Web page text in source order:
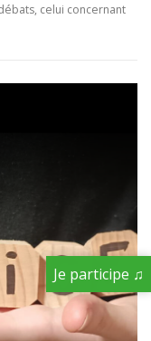
celui concernant
Je participe ♫